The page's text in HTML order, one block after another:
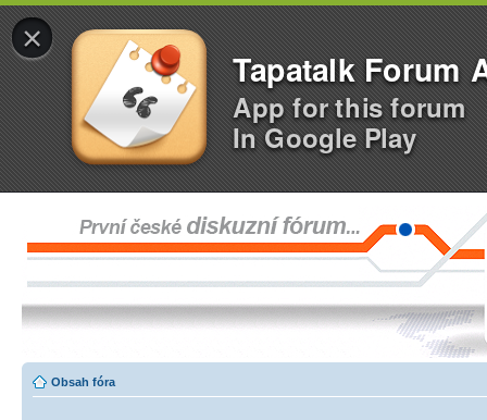
×
Tapatalk Forum
App for this forum
In Google Play
Obsah fóra